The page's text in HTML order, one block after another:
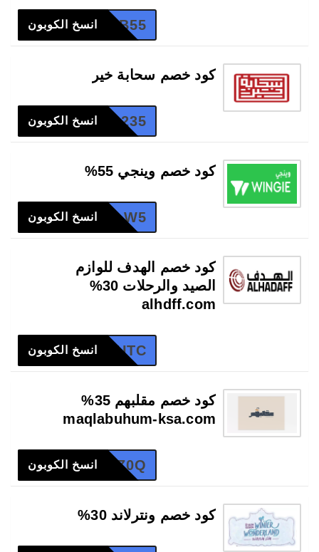
MB55 انسخ الكوبون
كود خصم سحابة خير
SAA235انسخ الكوبون
كود خصم وينجي 55%
W5 انسخ الكوبون
كود خصم الهدف للوازم
الصيد والرحلات 30%
alhdff.com
9A2EOUTCانسخ الكوبون
كود خصم مقلبهم 35%
maqlabuhum-ksa.com
HPWHIZ0Qانسخ الكوبون
كود خصم ونترلاند 30%